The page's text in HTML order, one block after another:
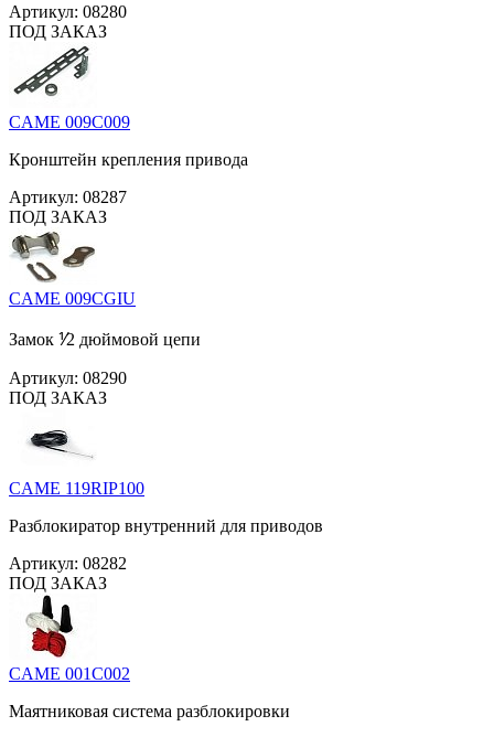
Артикул: 08280
ПОД ЗАКАЗ
CAME 009C009
Кронштейн крепления привода
Артикул: 08287
ПОД ЗАКАЗ
CAME 009CGIU
Замок ⅟2 дюймовой цепи
Артикул: 08290
ПОД ЗАКАЗ
CAME 119RIP100
Разблокиратор внутренний для приводов
Артикул: 08282
ПОД ЗАКАЗ
CAME 001C002
Маятниковая система разблокировки